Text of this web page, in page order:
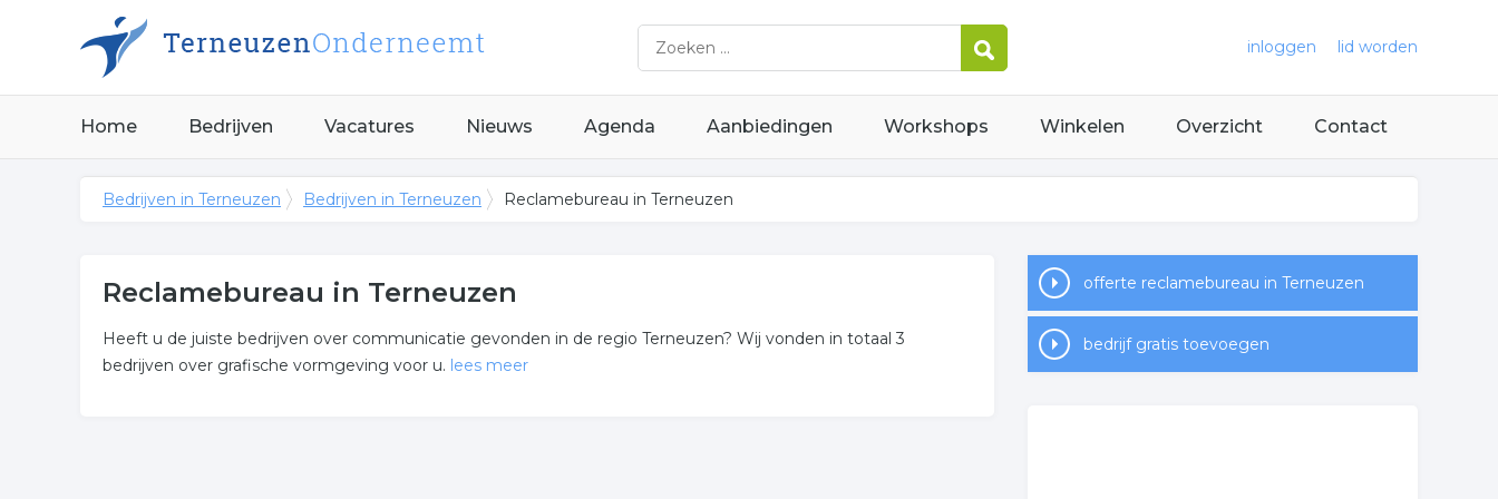
inloggen lid worden
Home Bedrijven Vacatures Nieuws Agenda Aanbiedingen Workshops Winkelen Overzicht Contact
Bedrijven in Terneuzen Bedrijven in Terneuzen Reclamebureau in Terneuzen
Reclamebureau in Terneuzen
Heeft u de juiste bedrijven over communicatie gevonden in de regio Terneuzen? Wij vonden in totaal 3
bedrijven over grafische vormgeving voor u. lees meer
offerte reclamebureau in Terneuzen
bedrijf gratis toevoegen